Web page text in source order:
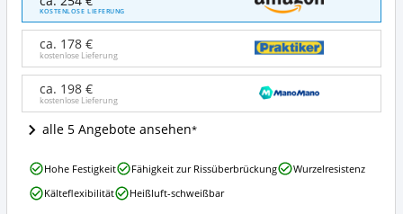
Forest
Pond
Shop
PVC
Teichfolie
1mm
6x6m
Angebote:
Wo
diese
Teichfolie
erhältlich?
KOSTENLOSE LIEFERUNG
ca. 178 €
kostenlose Lieferung
ca. 198 €
kostenlose Lieferung
alle 5 Angebote ansehen
Black
Forest
Pond
Hohe Festigkeit Fähigkeit zur Rissüberbrückung
Wurzelresistenz
Kälteflexibilität
Heißluft-schweißbar